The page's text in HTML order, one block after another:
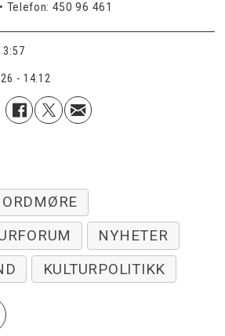
Telefon: 450 96 461
- 14:12
NYHETER
KULTURPOLITIKK